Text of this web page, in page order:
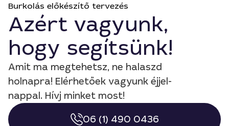
Burkolás előkészítő tervezés
Azért vagyunk,
hogy segítsünk!
Amit ma megtehetsz, ne halaszd
holnapra! Elérhetőek vagyunk éjjel-
nappal. Hívj minket most!
06 (1) 490 0436